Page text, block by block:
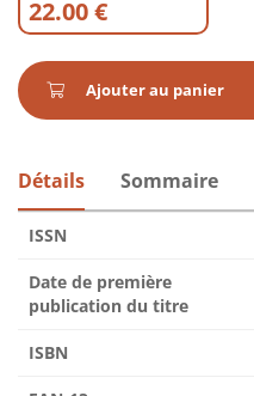
22.00 €
Ajouter au panier
Détails Sommaire
ISSN
Date de première
publication du titre
ISBN